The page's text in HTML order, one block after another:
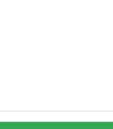
a kijelölt feladataid a